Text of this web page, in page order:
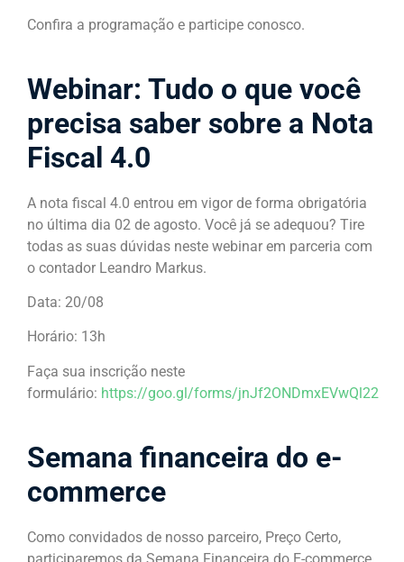
Confira a programação e participe conosco.
Webinar: Tudo o que você
precisa saber sobre a Nota
Fiscal 4.0
A nota fiscal 4.0 entrou em vigor de forma obrigatória
no última dia 02 de agosto. Você já se adequou? Tire
todas as suas dúvidas neste webinar em parceria com
o contador Leandro Markus.
Data: 20/08
Horário: 13h
Faça sua inscrição neste
formulário: https://goo.gl/forms/jnJf2ONDmxEVwQl22
Semana financeira do e-
commerce
Como convidados de nosso parceiro, Preço Certo,